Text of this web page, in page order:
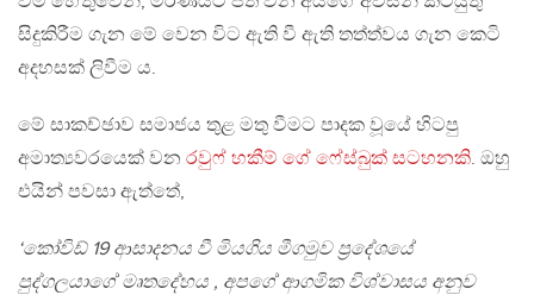
සිදුකිරීම ගැන මේ වෙන විට ඇති වී ඇති තත්ත්වය ගැන කෙටි
අදහසක් ලිවීම ය.
මේ සාකච්ඡාව සමාජය තුළ මතු වීමට පාදක වූයේ හිටපු
අමාත්‍යවරයෙක් වන රවුෆ් හකීම් ගේ ෆේස්බුක් සටහනකි. ඔහු
එයින් පවසා ඇත්තේ,
‘කෝවිඩ් 19 ආසාදනය වී මියගිය මීගමුව ප්‍රදේශයේ
පුද්ගලයාගේ මෘතදේහය , අපගේ ආගමික විශ්වාසය අනුව